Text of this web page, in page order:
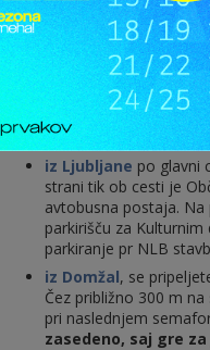
Elektronski naslov :
vstopnice@spasteater.com
marketing@spasteater.com
Kako do nas?
iz Ljubljane po glavni
strani tik ob cesti je
avtobusna postaja.
parkirišču za
parkiranje pr NLB
iz Domžal, se
Čez približno 300 m
pri naslednjem
zasedeno, saj gre